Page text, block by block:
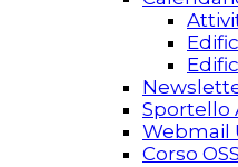
Sportello
Webmail
Corso